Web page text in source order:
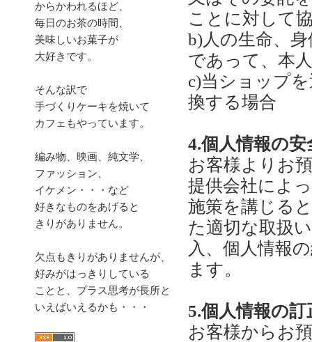
からかわれるほど、
毎日のお茶の時間、
美味しいお菓子が
大好きです。
そんな訳で
手づくりケーキを焼いて
カフェもやっています。
編み物、映画、純文学、
ファッション、
イケメン・・・など
好きなものをあげると
きりがありません。
欠点もきりがありませんが、
好みがはっきりしている
ことと、プラス思考が長所と
いえばいえるかも・・・
ことに対して
b)人の生命、
であって、本
c)当ショップ
換する場合
4.個人情報の安
お客様よりお
提供会社によ
施策を講じる
た適切な取扱
入、個人情報
ます。
5.個人情報の訂
お客様からお